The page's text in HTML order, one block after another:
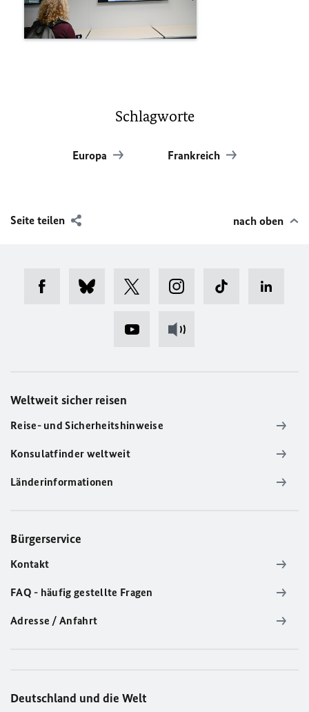
Schlagworte
Europa Frankreich
Seite teilen nach oben
Weltweit sicher reisen
Reise- und Sicherheitshinweise
Konsulatfinder weltweit
Länderinformationen
Bürgerservice
Kontakt
FAQ - häufig gestellte Fragen
Adresse / Anfahrt
Deutschland und die Welt